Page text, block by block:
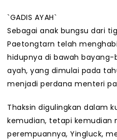
`GADIS AYAH`
Sebagai anak bungsu dari
Paetongtarn telah
hidupnya di bawah bayang-
ayah, yang dimulai pada
menjadi perdana menteri
Thaksin digulingkan dalam
kemudian, tetapi kemudian
perempuannya, Yingluck,